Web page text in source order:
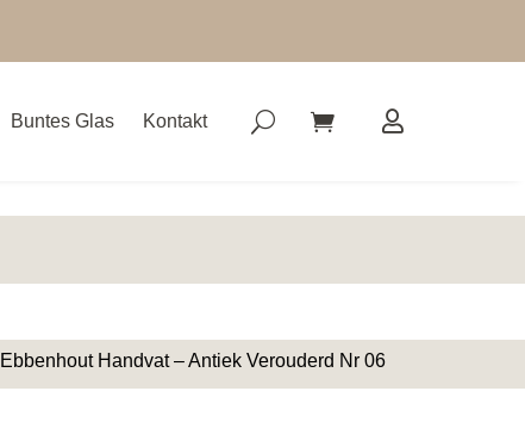
Buntes Glas Kontakt
Handvat – Antiek Verouderd Nr 06